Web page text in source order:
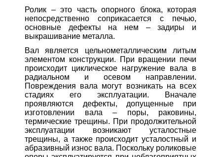
Ролик – это часть опорного блока, которая
непосредственно соприкасается с печью,
основные дефекты на нем – задиры и
выкрашивание металла.
Вал является цельнометаллическим литым
элементом конструкции. При вращении печи
происходит циклическое нагружение вала в
радиальном и осевом направлении.
Повреждения вала могут возникать на всех
стадиях его эксплуатации. Вначале
проявляются дефекты, допущенные при
изготовлении вала – поры, раковины,
термические трещины. При продолжительной
эксплуатации возникают усталостные
трещины, а также происходит усталостный и
абразивный износ вала. Поскольку роликовые